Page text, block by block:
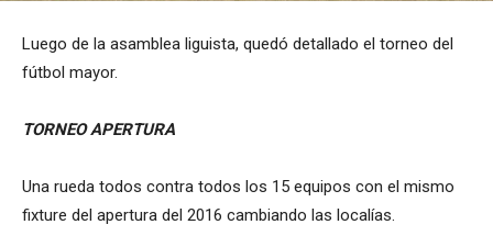
Luego de la asamblea liguista, quedó detallado el torneo del
fútbol mayor.
TORNEO APERTURA
Una rueda todos contra todos los 15 equipos con el mismo
fixture del apertura del 2016 cambiando las localías.